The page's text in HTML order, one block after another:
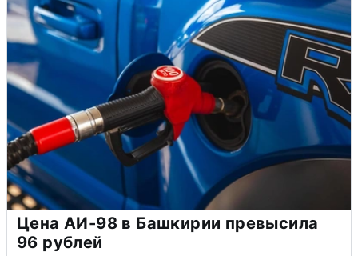
Цена АИ-98 в Башкирии превысила
96 рублей